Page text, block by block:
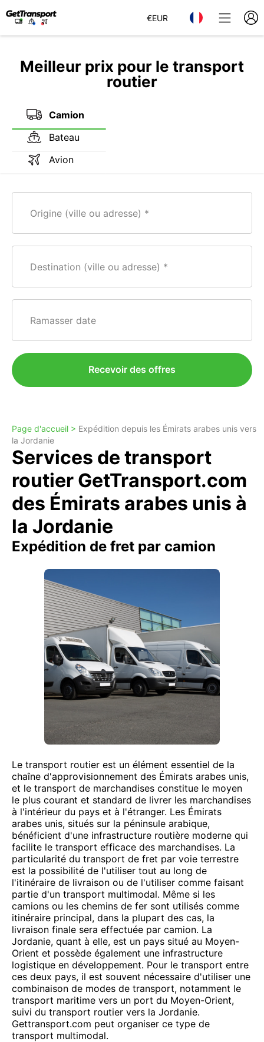
€EUR
Meilleur prix pour le transport
routier
Camion
Bateau
Avion
Origine (ville ou adresse)
Destination (ville ou adresse)
Ramasser date
Recevoir des offres
Page d'accueil > Expédition depuis les Émirats arabes unis vers
la Jordanie
Services de transport
routier GetTransport.com
des Émirats arabes unis à
la Jordanie
Expédition de fret par camion
Le transport routier est un élément essentiel de la
chaîne d'approvisionnement des Émirats arabes unis,
et le transport de marchandises constitue le moyen
le plus courant et standard de livrer les marchandises
à l'intérieur du pays et à l'étranger. Les Émirats
arabes unis, situés sur la péninsule arabique,
bénéficient d'une infrastructure routière moderne qui
facilite le transport efficace des marchandises. La
particularité du transport de fret par voie terrestre
est la possibilité de l'utiliser tout au long de
l'itinéraire de livraison ou de l'utiliser comme faisant
partie d'un transport multimodal. Même si les
camions ou les chemins de fer sont utilisés comme
itinéraire principal, dans la plupart des cas, la
livraison finale sera effectuée par camion. La
Jordanie, quant à elle, est un pays situé au Moyen-
Orient et possède également une infrastructure
logistique en développement. Pour le transport entre
ces deux pays, il est souvent nécessaire d'utiliser une
combinaison de modes de transport, notamment le
transport maritime vers un port du Moyen-Orient,
suivi du transport routier vers la Jordanie.
Gettransport.com peut organiser ce type de
transport multimodal.